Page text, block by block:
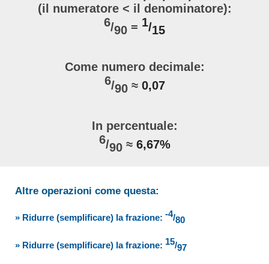
(il numeratore < il denominatore):
6/90 = 1/15
Come numero decimale:
6/90≈ 0,07
In percentuale:
6/90≈ 6,67%
Altre operazioni come questa:
» Ridurre (semplificare) la frazione: -4/80
» Ridurre (semplificare) la frazione: 15/97